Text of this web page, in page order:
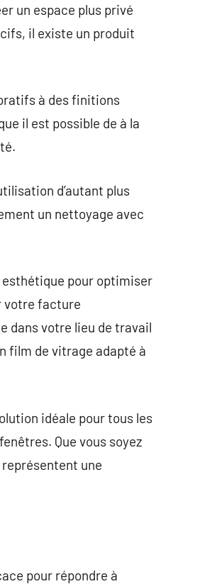
un espace plus privé
il existe un produit
à des finitions
il est possible de à la
d’autant plus
un nettoyage avec
pour optimiser
votre facture
dans votre lieu de travail
film de vitrage adapté à
idéale pour tous les
Que vous soyez
une
pour répondre à